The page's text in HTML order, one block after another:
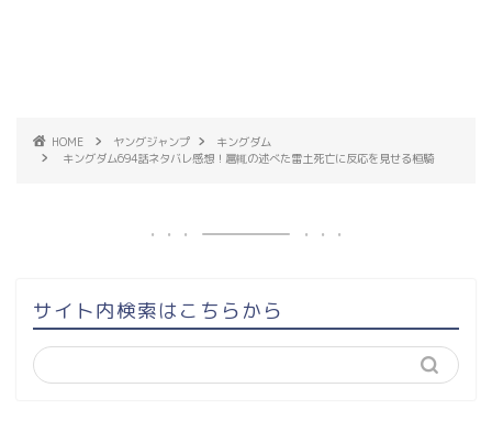
HOME ヤングジャンプ
キングダム
キングダム694話ネタバレ感想！扈輒の述べた雷土死亡に反応を見せる桓騎
サイト内検索はこちらから